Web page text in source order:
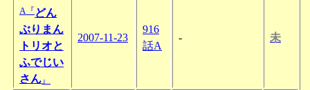
A『 どん
ぶりまん
トリオと
ふでじい
さん 』
2007-11-23
916
話A
- 未